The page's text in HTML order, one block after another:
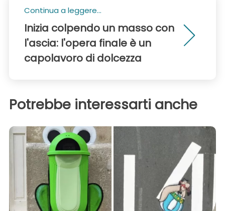
Continua a leggere...
Inizia colpendo un masso con
l'ascia: l'opera finale è un
capolavoro di dolcezza
Potrebbe interessarti anche